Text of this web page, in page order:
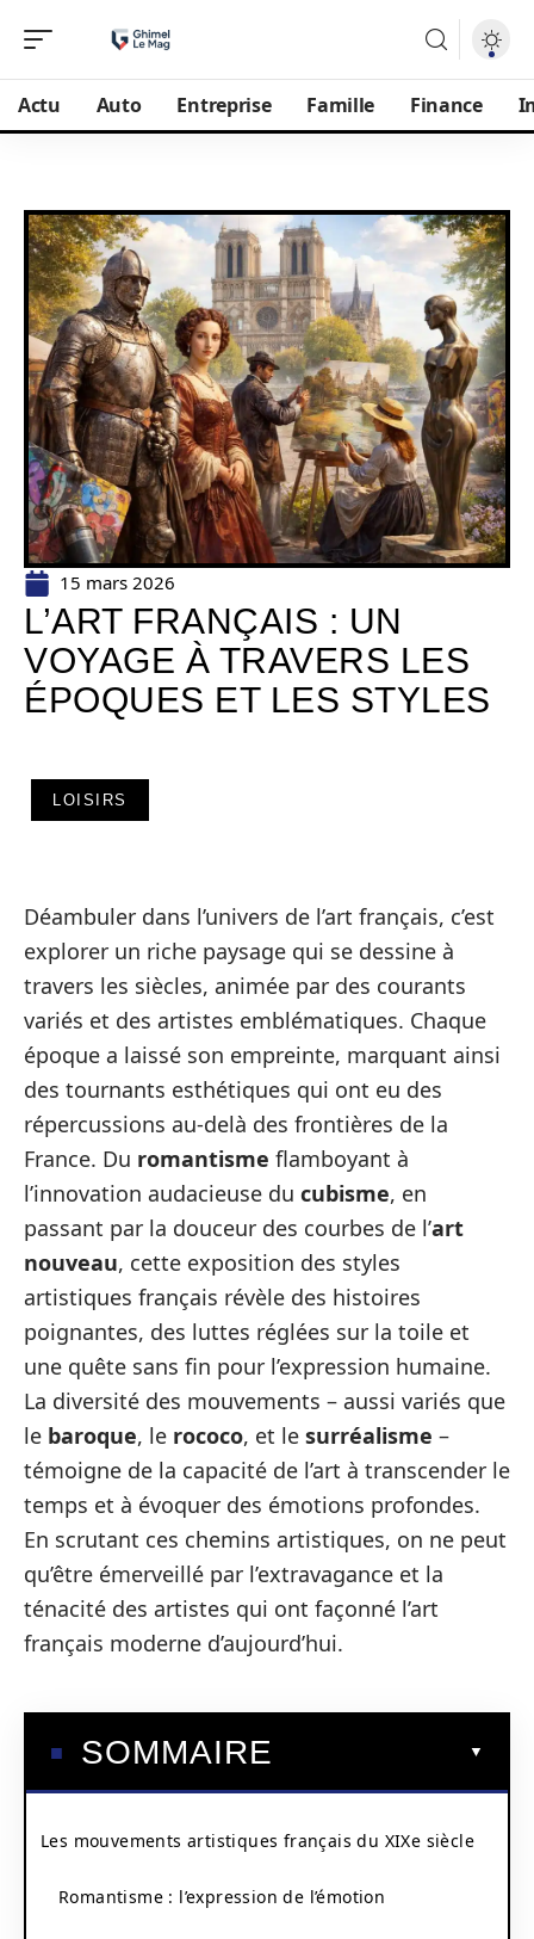
Actu Auto Entreprise Famille Finance
15 mars 2026
L’ART FRANÇAIS : UN
VOYAGE À TRAVERS LES
ÉPOQUES ET LES STYLES
LOISIRS
Déambuler dans l’univers de l’art français, c’est
explorer un riche paysage qui se dessine à
travers les siècles, animée par des courants
variés et des artistes emblématiques. Chaque
époque a laissé son empreinte, marquant ainsi
des tournants esthétiques qui ont eu des
répercussions au-delà des frontières de la
France. Du romantisme flamboyant à
l’innovation audacieuse du cubisme, en
passant par la douceur des courbes de l’art
nouveau, cette exposition des styles
artistiques français révèle des histoires
poignantes, des luttes réglées sur la toile et
une quête sans fin pour l’expression humaine.
La diversité des mouvements – aussi variés que
le baroque, le rococo, et le surréalisme –
témoigne de la capacité de l’art à transcender le
temps et à évoquer des émotions profondes.
En scrutant ces chemins artistiques, on ne peut
qu’être émerveillé par l’extravagance et la
ténacité des artistes qui ont façonné l’art
français moderne d’aujourd’hui.
SOMMAIRE
Les mouvements artistiques français du XIXe siècle
Romantisme : l’expression de l’émotion